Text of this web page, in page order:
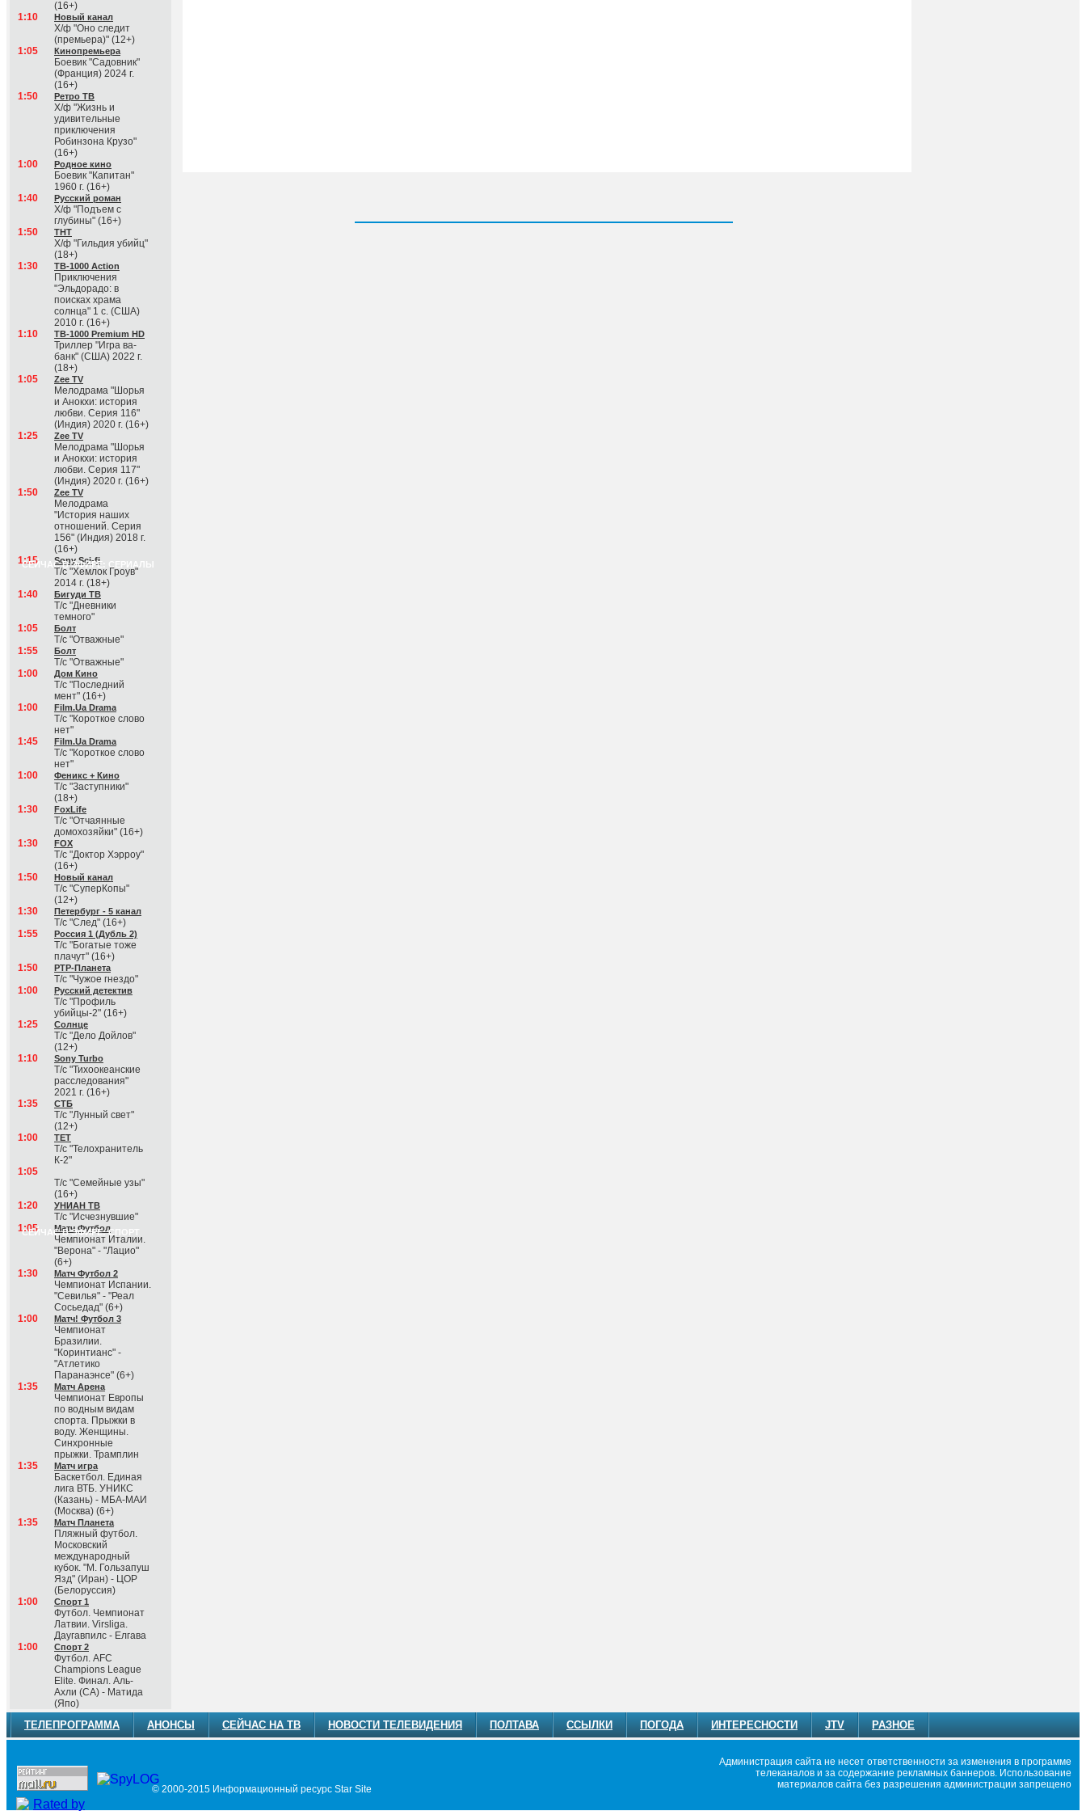
(16+)
1:10
Новый канал
Х/ф "Оно следит
(премьера)" (12+)
1:05
Кинопремьера
Боевик "Садовник"
(Франция) 2024 г.
(16+)
1:50
Ретро ТВ
Х/ф "Жизнь и
удивительные
приключения
Робинзона Крузо"
(16+)
1:00
Родное кино
Боевик "Капитан"
1960 г. (16+)
1:40
Русский роман
Х/ф "Подъем с
глубины" (16+)
1:50
ТНТ
Х/ф "Гильдия убийц"
(18+)
1:30
ТВ-1000 Action
Приключения
"Эльдорадо: в
поисках храма
солнца" 1 с. (США)
2010 г. (16+)
1:10
ТВ-1000 Premium HD
Триллер "Игра ва-
банк" (США) 2022 г.
(18+)
1:05
Zee TV
Мелодрама "Шорья
и Анокхи: история
любви. Серия 116"
(Индия) 2020 г. (16+)
1:25
Zee TV
Мелодрама "Шорья
и Анокхи: история
любви. Серия 117"
(Индия) 2020 г. (16+)
1:50
Zee TV
Мелодрама
"История наших
отношений. Серия
156" (Индия) 2018 г.
(16+)
СЕЙЧАС В ЭФИРЕ: СЕРИАЛЫ
1:15 Sony Sci-fi
Т/с "Хемлок Гроув"
2014 г. (18+)
1:40
Бигуди ТВ
Т/с "Дневники
темного"
1:05
Болт
Т/с "Отважные"
1:55
Болт
Т/с "Отважные"
1:00
Дом Кино
Т/с "Последний
мент" (16+)
1:00
Film.Ua Drama
Т/с "Короткое слово
нет"
1:45
Film.Ua Drama
Т/с "Короткое слово
нет"
1:00
Феникс + Кино
Т/с "Заступники"
(18+)
1:30
FoxLife
Т/с "Отчаянные
домохозяйки" (16+)
1:30
FOX
Т/с "Доктор Хэрроу"
(16+)
1:50
Новый канал
Т/с "СуперКопы"
(12+)
1:30
Петербург - 5 канал
Т/с "След" (16+)
1:55
Россия 1 (Дубль 2)
Т/с "Богатые тоже
плачут" (16+)
1:50
РТР-Планета
Т/с "Чужое гнездо"
1:00
Русский детектив
Т/с "Профиль
убийцы-2" (16+)
1:25
Солнце
Т/с "Дело Дойлов"
(12+)
1:10
Sony Turbo
Т/с "Тихоокеанские
расследования"
2021 г. (16+)
1:35
СТБ
Т/с "Лунный свет"
(12+)
1:00
ТЕТ
Т/с "Телохранитель
К-2"
1:05
Т/с "Семейные узы"
(16+)
1:20
УНИАН ТВ
Т/с "Исчезнувшие"
СЕЙЧАС В ЭФИРЕ: СПОРТ
1:05 Матч Футбол
Чемпионат Италии.
"Верона" - "Лацио"
(6+)
1:30
Матч Футбол 2
Чемпионат Испании.
"Севилья" - "Реал
Сосьедад" (6+)
1:00
Матч! Футбол 3
Чемпионат
Бразилии.
"Коринтианс" -
"Атлетико
Паранаэнсе" (6+)
1:35
Матч Арена
Чемпионат Европы
по водным видам
спорта. Прыжки в
воду. Женщины.
Синхронные
прыжки. Трамплин
1:35
Матч игра
Баскетбол. Единая
лига ВТБ. УНИКС
(Казань) - МБА-МАИ
(Москва) (6+)
1:35
Матч Планета
Пляжный футбол.
Московский
международный
кубок. "М. Гользапуш
Язд" (Иран) - ЦОР
(Белоруссия)
1:00
Спорт 1
Футбол. Чемпионат
Латвии. Virsliga.
Даугавпилс - Елгава
1:00
Спорт 2
Футбол. AFC
Champions League
Elite. Финал. Аль-
Ахли (СА) - Матида
(Япо)
ТЕЛЕПРОГРАММА АНОНСЫ СЕЙЧАС НА ТВ НОВОСТИ ТЕЛЕВИДЕНИЯ ПОЛТАВА ССЫЛКИ ПОГОДА ИНТЕРЕСНОСТИ JTV РАЗНОЕ
© 2000-2015 Информационный ресурс Star Site
Администрация сайта не несет ответственности за изменения в программе
телеканалов и за содержание рекламных баннеров. Использование
материалов сайта без разрешения администрации запрещено